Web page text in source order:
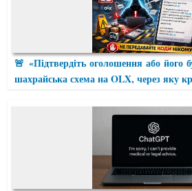
🚨 «Підтвердіть оголошення або його
шахрайська схема на OLX, через яку